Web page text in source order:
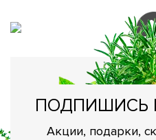
ПОДПИШИСЬ
Акции, подарки,